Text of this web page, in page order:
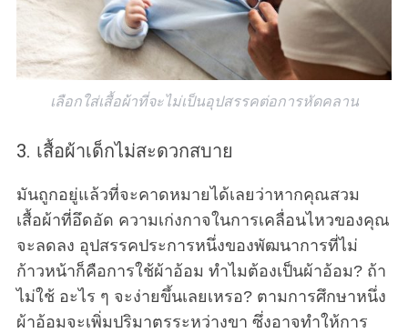
เลือกใส่เสื้อผ้าที่จะไม่เป็นอุปสรรคต่อการหัดคลาน
3. เสื้อผ้าเด็กไม่สะดวกสบาย
มันถูกอยู่แล้วที่จะคาดหมายได้เลยว่าหากคุณสวม
เสื้อผ้าที่อึดอัด ความเก่งกาจในการเคลื่อนไหวของคุณ
จะลดลง อุปสรรคประการหนึ่งของพัฒนาการที่ไม่
ก้าวหน้าก็คือการใช้ผ้าอ้อม ทำไมต้องเป็นผ้าอ้อม? ถ้า
ไม่ใช้ อะไร ๆ จะง่ายขึ้นเลยเหรอ? ตามการศึกษาหนึ่ง
ผ้าอ้อมจะเพิ่มปริมาตรระหว่างขา ซึ่งอาจทำให้การ